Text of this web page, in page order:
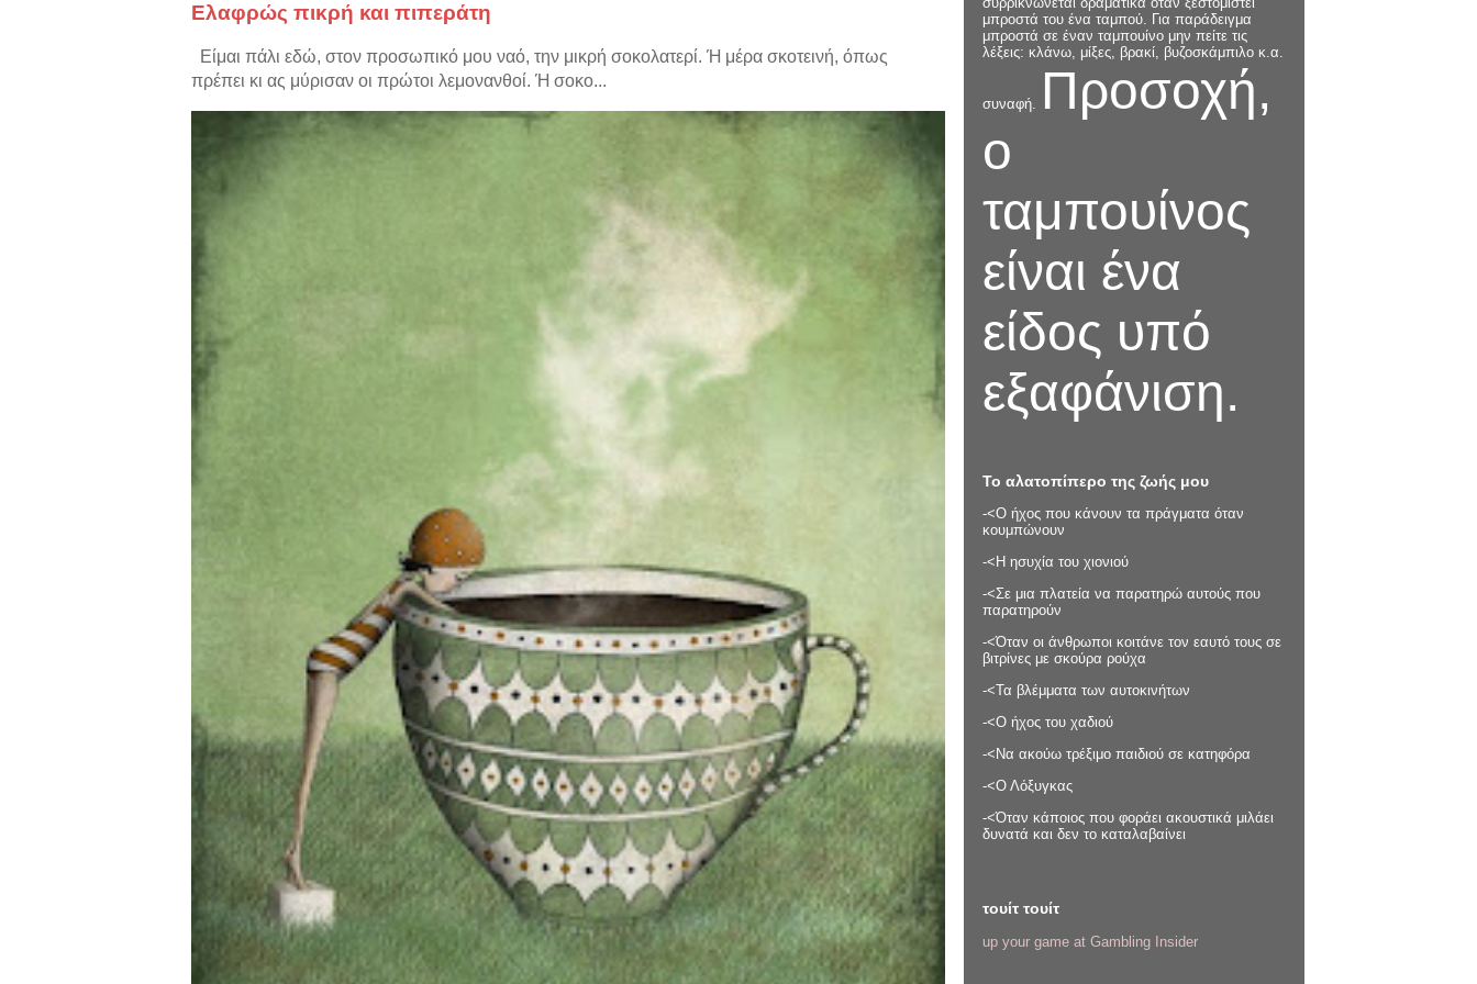
Ελαφρώς πικρή και πιπεράτη
Είμαι πάλι εδώ, στον προσωπικό μου ναό, την μικρή σοκολατερί. Ή μέρα σκοτεινή, όπως
πρέπει κι ας μύρισαν οι πρώτοι λεμονανθοί. Ή σοκο...
μπροστά του ένα ταμπού. Για παράδειγμα
μπροστά σε έναν ταμπουίνο μην πείτε τις
λέξεις: κλάνω, μίξες, βρακί, βυζοσκάμπιλο κ.α.
συναφή. Προσοχή,
ο
ταμπουίνος
είναι ένα
είδος υπό
εξαφάνιση.
Το αλατοπίπερο της ζωής μου
-<Ο ήχος που κάνουν τα πράγματα όταν
κουμπώνουν
-<Η ησυχία του χιονιού
-<Σε μια πλατεία να παρατηρώ αυτούς που
παρατηρούν
-<Όταν οι άνθρωποι κοιτάνε τον εαυτό τους σε
βιτρίνες με σκούρα ρούχα
-<Τα βλέμματα των αυτοκινήτων
-<Ο ήχος του χαδιού
-<Να ακούω τρέξιμο παιδιού σε κατηφόρα
-<Ο Λόξυγκας
-<Όταν κάποιος που φοράει ακουστικά μιλάει
δυνατά και δεν το καταλαβαίνει
τουίτ τουίτ
up your game at Gambling Insider